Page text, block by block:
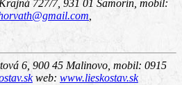
Krajná 727/7, 931 01 Šamorín , mobil:
,
6, 900 45 Malinovo , mobil: 0915
web: www.lieskostav.sk